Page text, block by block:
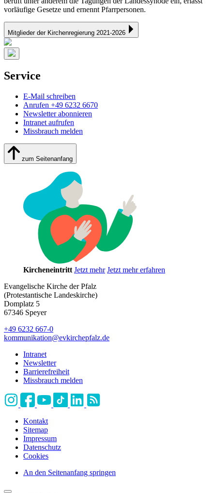
vorläufige Gesetze und ernennt Pfarrpersonen.
Mitglieder der Kirchenregierung 2021-2026
Service
E-Mail schreiben
Anrufen +49 6232 6670
Newsletter abonnieren
Intranet aufrufen
Missbrauch melden
zum Seitenanfang
Kircheneintritt Jetzt mehr Jetzt mehr erfahren
Evangelische Kirche der Pfalz
(Protestantische Landeskirche)
Domplatz 5
67346 Speyer
+49 6232 667-0
kommunikation@evkirchepfalz.de
Intranet
Newsletter
Barrierefreiheit
Missbrauch melden
Kontakt
Sitemap
Impressum
Datenschutz
Cookies
An den Seitenanfang springen